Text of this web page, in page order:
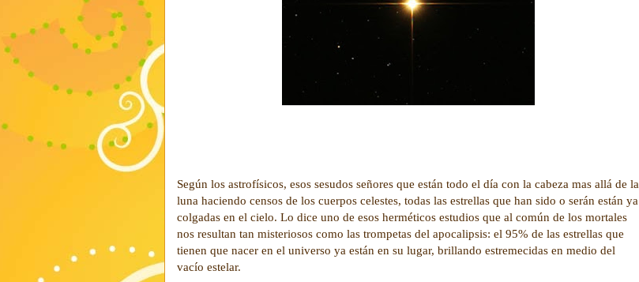
Según los astrofísicos, esos sesudos señores que están todo el día con la cabeza mas allá de la
luna haciendo censos de los cuerpos celestes, todas las estrellas que han sido o serán están ya
colgadas en el cielo. Lo dice uno de esos herméticos estudios que al común de los mortales
nos resultan tan misteriosos como las trompetas del apocalipsis: el 95% de las estrellas que
tienen que nacer en el universo ya están en su lugar, brillando estremecidas en medio del
vacío estelar.